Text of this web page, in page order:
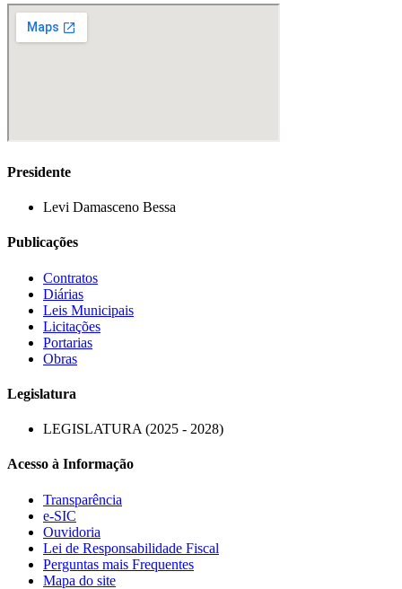
Presidente
Levi Damasceno Bessa
Publicações
Contratos
Diárias
Leis Municipais
Licitações
Portarias
Obras
Legislatura
LEGISLATURA (2025 - 2028)
Acesso à Informação
Transparência
e-SIC
Ouvidoria
Lei de Responsabilidade Fiscal
Perguntas mais Frequentes
Mapa do site